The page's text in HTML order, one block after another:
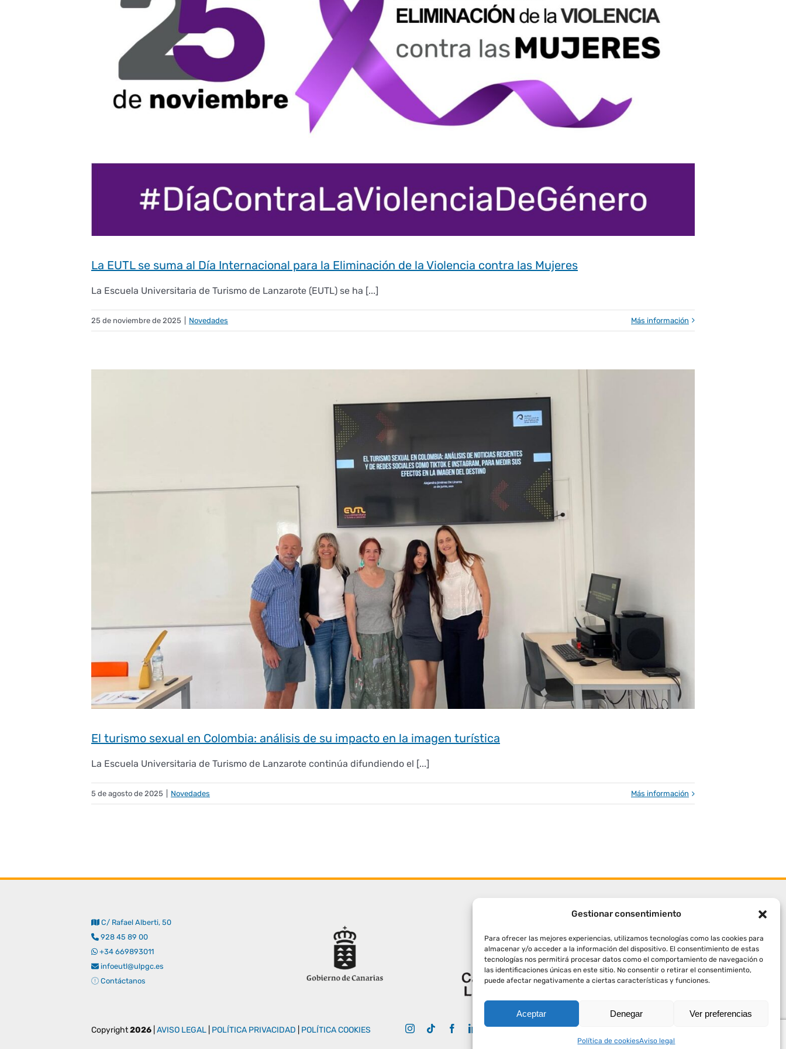
Gestionar consentimiento
Para ofrecer las mejores experiencias, utilizamos tecnologías como las cookies para
almacenar y/o acceder a la información del dispositivo. El consentimiento de estas
tecnologías nos permitirá procesar datos como el comportamiento de navegación o
las identificaciones únicas en este sitio. No consentir o retirar el consentimiento,
puede afectar negativamente a ciertas características y funciones.
Aceptar Denegar Ver preferencias
Política de cookiesAviso legal
La EUTL se suma al Día Internacional para la Eliminación de la Violencia contra las Mujeres
La Escuela Universitaria de Turismo de Lanzarote (EUTL) se ha [...]
25 de noviembre de 2025 Novedades Más información
El turismo sexual en Colombia: análisis de su impacto en la imagen turística
La Escuela Universitaria de Turismo de Lanzarote continúa difundiendo el [...]
5 de agosto de 2025 Novedades Más información
C/ Rafael Alberti, 50
928 45 89 00
+34 669893011
infoeutl@ulpgc.es
Contáctanos
Copyright2026| AVISO LEGAL| POLÍTICA PRIVACIDAD POLÍTICA COOKIES